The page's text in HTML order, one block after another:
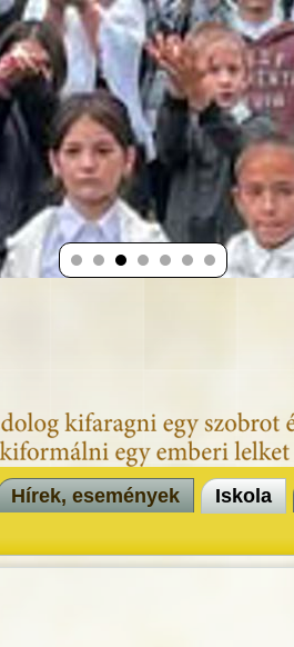
Hírek, események Iskola